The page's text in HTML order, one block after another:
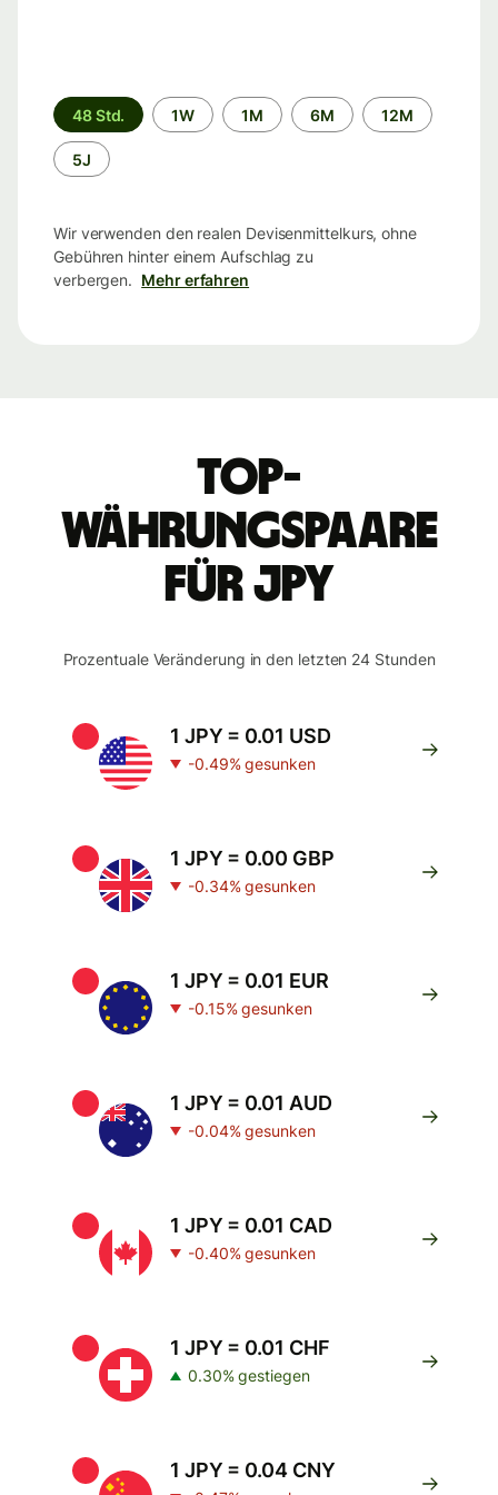
Zeitraum
48 Std. 1W 1M 6M 12M
5J
Wir verwenden den realen Devisenmittelkurs, ohne
Gebühren hinter einem Aufschlag zu
verbergen. Mehr erfahren
Top-
Währungspaare
für JPY
Prozentuale Veränderung in den letzten 24 Stunden
1 JPY = 0.01 USD
-0.49% gesunken
1 JPY = 0.00 GBP
-0.34% gesunken
1 JPY = 0.01 EUR
-0.15% gesunken
1 JPY = 0.01 AUD
-0.04% gesunken
1 JPY = 0.01 CAD
-0.40% gesunken
1 JPY = 0.01 CHF
0.30% gestiegen
1 JPY = 0.04 CNY